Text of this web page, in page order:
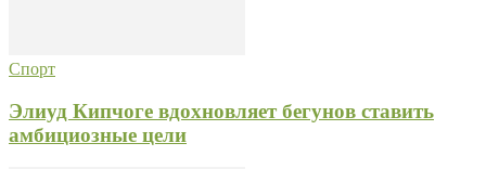
Спорт
Элиуд Кипчоге вдохновляет бегунов ставить
амбициозные цели